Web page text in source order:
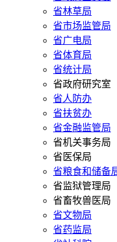
省林草局
省市场监管局
省广电局
省体育局
省统计局
省政府研究室
省人防办
省扶贫办
省金融监管局
省机关事务局
省医保局
省粮食和储备
省监狱管理局
省畜牧兽医局
省文物局
省药监局